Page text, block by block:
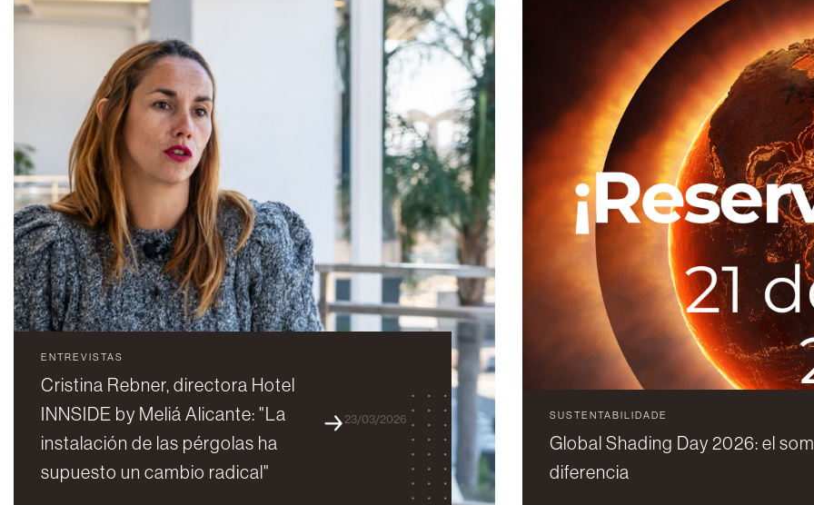
ENTREVISTAS
Cristina Rebner, directora Hotel
INNSIDE by Meliá Alicante: "La
instalación de las pérgolas ha
supuesto un cambio radical"
23/03/2026 SUSTENTABILIDADE
Global Shading Day 2026: el
diferencia